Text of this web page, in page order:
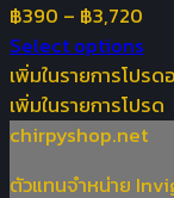
฿390 – ฿3,720
Select options
เพิ่มในรายการโปรด
เพิ่มในรายการโปรด
chirpyshop.net
ตัวแทนจำหน่าย